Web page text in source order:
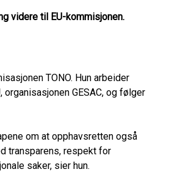
videre til EU-kommisjonen.
TONO. Hun arbeider
GESAC, og følger
om at opphavsretten også
transparens, respekt for
saker, sier hun.